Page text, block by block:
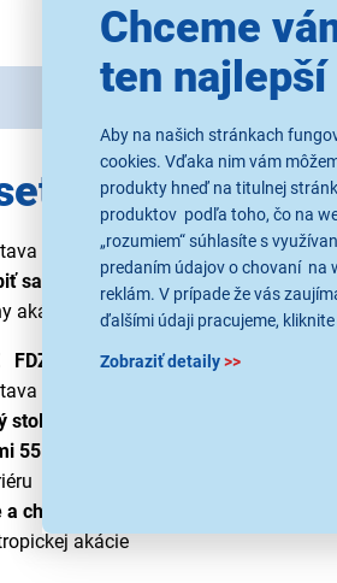
Chceme
ten
Aby na našich stránkach
cookies. Vďaka nim vám
produkty hneď na titulnej
produktov podľa toho, čo na
„rozumiem“ súhlasíte s
predaním údajov o chovaní na
reklám. V prípade že vás
ďalšími údaji pracujeme, kliknite
Zobraziť detaily>>
Parametre
ALICE FDZN
balkónového nábytku.
sadu vankúšikov a opierok.
Všetky
akácia. Toto veľmi tvrdé drevo bez
FDZN 4010-T
balkónového nábytku
s rozmermi 60 x 60 cm
55 x 40 x 81 cm
chrbtové opierky
akácie